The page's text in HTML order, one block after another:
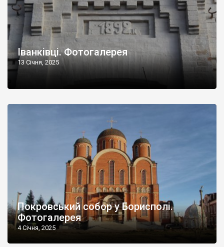
Іванківці. Фотогалерея
13 Січня, 2025
Покровський собор у Борисполі.
Фотогалерея
4 Січня, 2025